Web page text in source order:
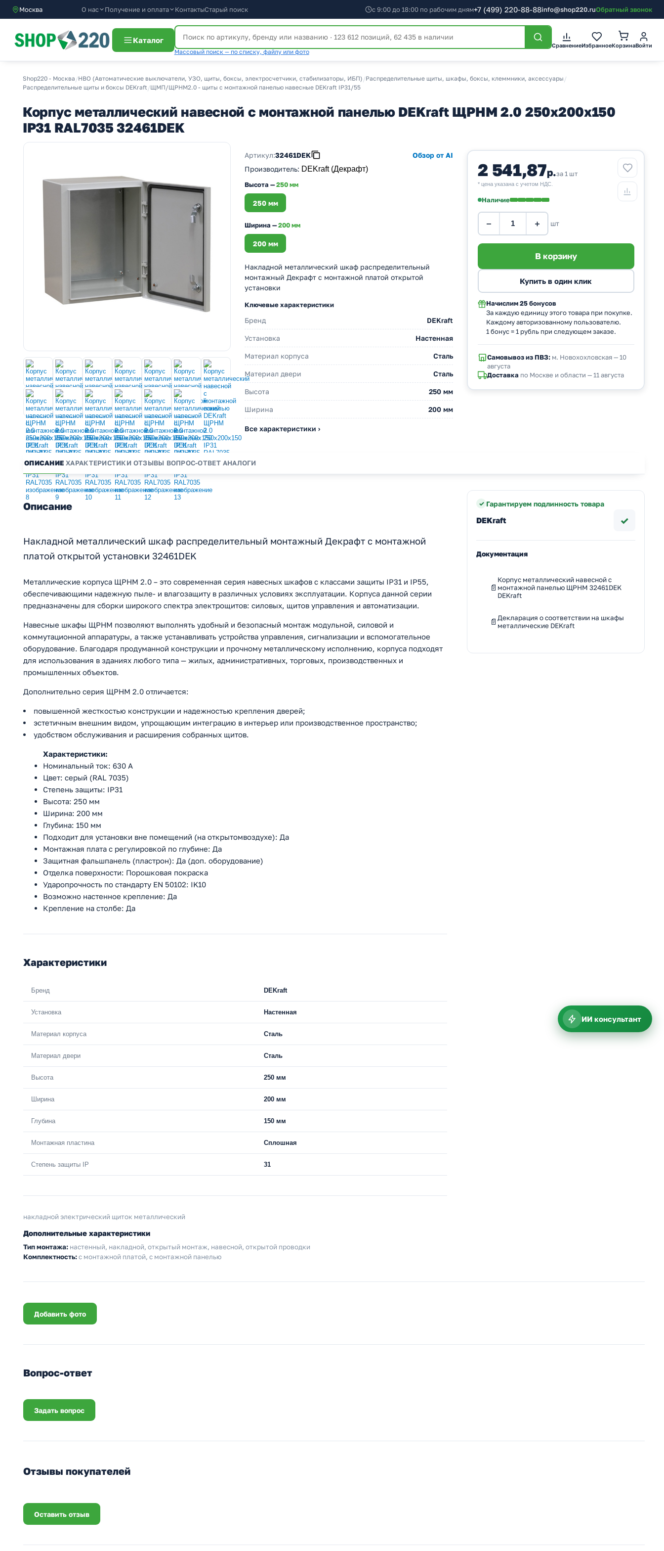
Москва О нас Получение и оплата КонтактыСтарый поиск с 9:00 до 18:00 по рабочим дням+7 (499) 220-88-88info@shop220.ruОбратный звонок
Каталог
Массовый поиск — по списку, файлу или фото
СравнениеИзбранноеКорзинаВойти
Shop220 - Москва /НВО (Автоматические выключатели, УЗО, щиты, боксы, электросчетчики, стабилизаторы, ИБП) /Распределительные щиты, шкафы, боксы, клеммники, аксессуары /
Распределительные щиты и боксы DEKraft/ЩМП/ЩРНМ2.0 - щиты с монтажной панелью навесные DEKraft IP31/55
Корпус металлический навесной с монтажной панелью DEKraft ЩРНМ 2.0 250х200х150
IP31 RAL7035 32461DEK
Артикул:32461DEK
Обзор от AI
Производитель: DEKraft (Декрафт)
Высота —250 мм
250 мм
Ширина —200 мм
200 мм
Накладной металлический шкаф распределительный
монтажный Декрафт с монтажной платой открытой
установки
Ключевые характеристики
Бренд DEKraft
Установка Настенная
Материал корпуса Сталь
Материал двери Сталь
Высота 250 мм
Ширина 200 мм
Все характеристики ›
2 541,87р.за 1 шт
* цена указана с учетом НДС.
Наличие
− + шт
Начислим 25 бонусов
За каждую единицу этого товара при покупке.
Каждому авторизованному пользователю.
1 бонус = 1 рубль при следующем заказе.
Самовывоз из ПВЗ:м. Новохохловская — 10
августа
Доставка по Москве и области — 11 августа
ОПИСАНИЕ ХАРАКТЕРИСТИКИ ОТЗЫВЫ ВОПРОС-ОТВЕТ АНАЛОГИ
Описание
Накладной металлический шкаф распределительный монтажный Декрафт с монтажной
платой открытой установки 32461DEK
Металлические корпуса ЩРНМ 2.0 – это современная серия навесных шкафов с классами защиты IP31 и IP55,
обеспечивающими надежную пыле- и влагозащиту в различных условиях эксплуатации. Корпуса данной серии
предназначены для сборки широкого спектра электрощитов: силовых, щитов управления и автоматизации.
Навесные шкафы ЩРНМ позволяют выполнять удобный и безопасный монтаж модульной, силовой и
коммутационной аппаратуры, а также устанавливать устройства управления, сигнализации и вспомогательное
оборудование. Благодаря продуманной конструкции и прочному металлическому исполнению, корпуса подходят
для использования в зданиях любого типа — жилых, административных, торговых, производственных и
промышленных объектов.
Дополнительно серия ЩРНМ 2.0 отличается:
повышенной жесткостью конструкции и надежностью крепления дверей;
эстетичным внешним видом, упрощающим интеграцию в интерьер или производственное пространство;
удобством обслуживания и расширения собранных щитов.
Характеристики:
Номинальный ток: 630 А
Цвет: серый (RAL 7035)
Степень защиты: IP31
Высота: 250 мм
Ширина: 200 мм
Глубина: 150 мм
Подходит для установки вне помещений (на открытомвоздухе): Да
Монтажная плата с регулировкой по глубине: Да
Защитная фальшпанель (пластрон): Да (доп. оборудование)
Отделка поверхности: Порошковая покраска
Ударопрочность по стандарту EN 50102: IK10
Возможно настенное крепление: Да
Крепление на столбе: Да
Характеристики
Бренд DEKraft
Установка Настенная
Материал корпуса Сталь
Материал двери Сталь
Высота 250 мм
Ширина 200 мм
Глубина 150 мм
Монтажная пластина Сплошная
Степень защиты IP 31
накладной электрический щиток металлический
Дополнительные характеристики
Тип монтажа: настенный, накладной, открытый монтаж, навесной, открытой проводки
Комплектность:с монтажной платой, с монтажной панелью
Гарантируем подлинность товара
DEKraft ✓
Документация
Корпус металлический навесной с
монтажной панелью ЩРНМ 32461DEK
DEKraft
Декларация о соответствии на шкафы
металлические DEKraft
Добавить фото
Вопрос-ответ
Задать вопрос
Отзывы покупателей
Оставить отзыв
ИИ консультант